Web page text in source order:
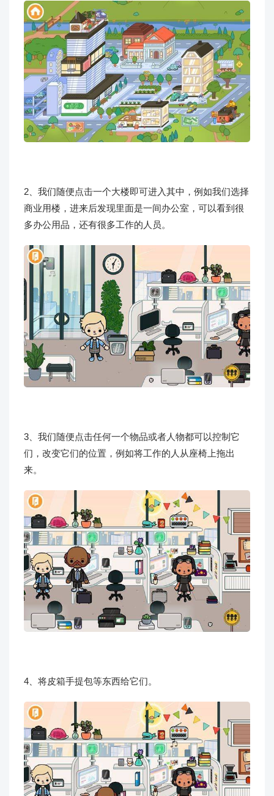
2、我们随便点击一个大楼即可进入其中，例如我们选择
商业用楼，进来后发现里面是一间办公室，可以看到很
多办公用品，还有很多工作的人员。
3、我们随便点击任何一个物品或者人物都可以控制它
们，改变它们的位置，例如将工作的人从座椅上拖出
来。
4、将皮箱手提包等东西给它们。